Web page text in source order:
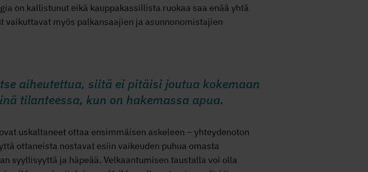
on kallistunut eikä kauppakassillista ruokaa saa enää yhtä
vaikuttavat myös palkansaajien ja asunnonomistajien
aiheutettua, siitä ei pitäisi joutua kokemaan
tilanteessa, kun on hakemassa apua.
uskaltaneet ottaa ensimmäisen askeleen – yhteydenoton
ottaneista nostavat esiin vaikeuden puhua omasta
syyllisyyttä ja häpeää. Velkaantumisen taustalla voi olla